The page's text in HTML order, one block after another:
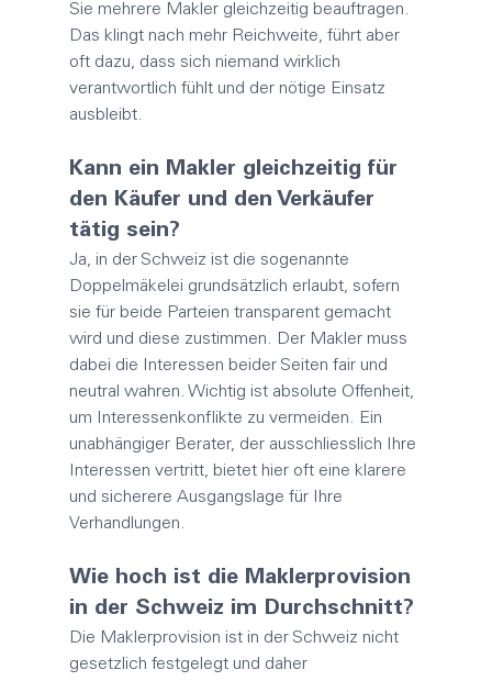
Sie mehrere Makler gleichzeitig beauftragen.
Das klingt nach mehr Reichweite, führt aber
oft dazu, dass sich niemand wirklich
verantwortlich fühlt und der nötige Einsatz
ausbleibt.
Kann ein Makler gleichzeitig für
den Käufer und den Verkäufer
tätig sein?
Ja, in der Schweiz ist die sogenannte
Doppelmäkelei grundsätzlich erlaubt, sofern
sie für beide Parteien transparent gemacht
wird und diese zustimmen. Der Makler muss
dabei die Interessen beider Seiten fair und
neutral wahren. Wichtig ist absolute Offenheit,
um Interessenkonflikte zu vermeiden. Ein
unabhängiger Berater, der ausschliesslich Ihre
Interessen vertritt, bietet hier oft eine klarere
und sicherere Ausgangslage für Ihre
Verhandlungen.
Wie hoch ist die Maklerprovision
in der Schweiz im Durchschnitt?
Die Maklerprovision ist in der Schweiz nicht
gesetzlich festgelegt und daher